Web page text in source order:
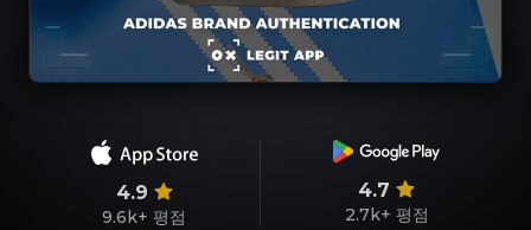
4.9
9.6k+ 평점
4.7
2.7k+ 평점